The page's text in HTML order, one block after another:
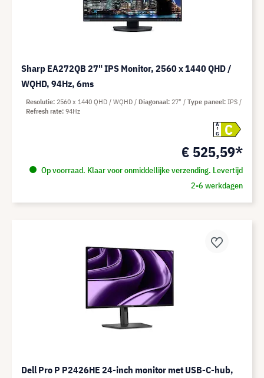
Sharp EA272QB 27" IPS Monitor, 2560 x 1440 QHD /
WQHD, 94Hz, 6ms
A
G
C
€ 525,59*
Op voorraad. Klaar voor onmiddellijke verzending. Levertijd
2-6 werkdagen
Resolutie 2560 x 1440 QHD / WQHD Diagonaal 27" Type paneel IPS
Refresh rate 94Hz
Dell Pro P P2426HE 24-inch monitor met USB-C-hub,